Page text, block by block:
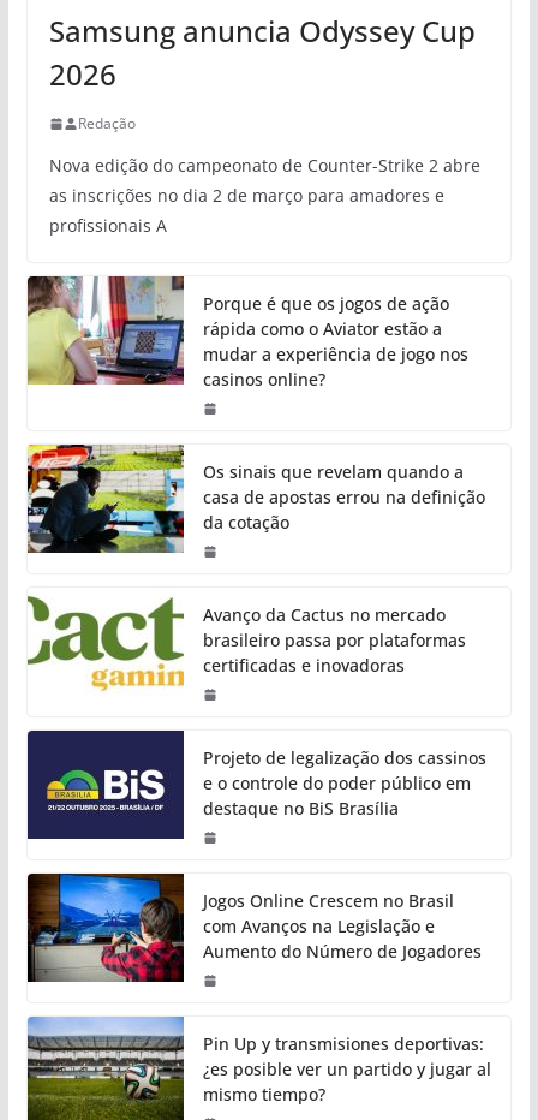
Samsung anuncia Odyssey Cup
2026
Redação
Nova edição do campeonato de Counter-Strike 2 abre
as inscrições no dia 2 de março para amadores e
profissionais A
Porque é que os jogos de ação
rápida como o Aviator estão a
mudar a experiência de jogo nos
casinos online?
Os sinais que revelam quando a
casa de apostas errou na definição
da cotação
Avanço da Cactus no mercado
brasileiro passa por plataformas
certificadas e inovadoras
Projeto de legalização dos cassinos
e o controle do poder público em
destaque no BiS Brasília
Jogos Online Crescem no Brasil
com Avanços na Legislação e
Aumento do Número de Jogadores
Pin Up y transmisiones deportivas:
¿es posible ver un partido y jugar al
mismo tiempo?